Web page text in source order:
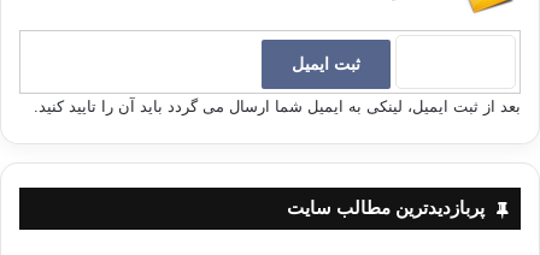
بعد از ثبت ایمیل، لینکی به ایمیل شما ارسال می گردد باید آن را تایید کنید.
پربازدیدترین مطالب سایت